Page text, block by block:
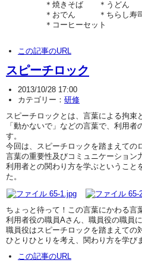
＊焼きそば ＊うどん ＊
＊おでん ＊ちらし寿司
＊コーヒーセット ＊
この記事のURL
スピーチロック
2013/10/28 17:00
カテゴリー： 研修
スピーチロックとは、言葉による拘束
「動かないで」などの言葉で、利用
す。
今回は、スピーチロックを踏まえての
言葉の重要性及びコミュニケーション
利用者との関わり方を学ぶということ
た。
ちょっと待って！この言葉にかわる言
利用者役の職員Aさん、職員役の職員
職員役はスピーチロックを踏まえての
ひとりひとりを考え、関わり方を学び
この記事のURL